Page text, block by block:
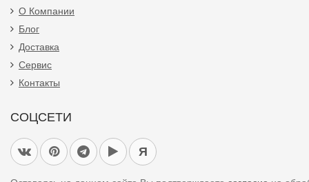
О Компании
Блог
Доставка
Сервис
Контакты
СОЦСЕТИ
Я